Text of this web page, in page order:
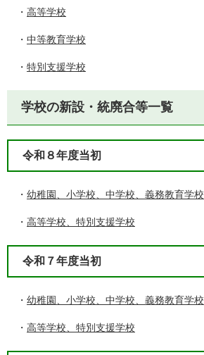
・ 高等学校
・ 中等教育学校
・ 特別支援学校
学校の新設・統廃合等一覧
令和８年度当初
・ 幼稚園、小学校、中学校、義務教育学校
・ 高等学校、特別支援学校
令和７年度当初
・ 幼稚園、小学校、中学校、義務教育学校
・ 高等学校、特別支援学校